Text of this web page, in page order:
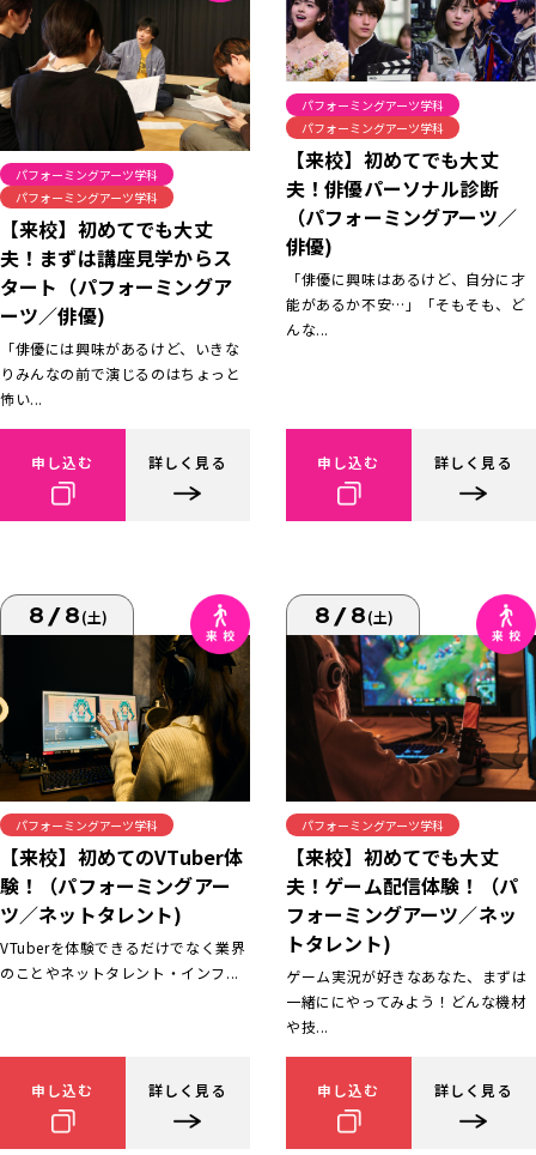
パフォーミングアーツ学科
パフォーミングアーツ学科
【来校】初めてでも大丈
夫！まずは講座見学からス
タート（パフォーミングア
ーツ／俳優)
「俳優には興味があるけど、いきな
りみんなの前で演じるのはちょっと
怖い...
申し込む 詳しく見る
パフォーミングアーツ学科
パフォーミングアーツ学科
【来校】初めてでも大丈
夫！俳優パーソナル診断
（パフォーミングアーツ／
俳優)
「俳優に興味はあるけど、自分に才
能があるか不安…」「そもそも、ど
んな...
申し込む 詳しく見る
8/8(土)
パフォーミングアーツ学科
【来校】初めてのVTuber体
験！（パフォーミングアー
ツ／ネットタレント)
VTuberを体験できるだけでなく業界
のことやネットタレント・インフ...
申し込む 詳しく見る
8/8(土)
パフォーミングアーツ学科
【来校】初めてでも大丈
夫！ゲーム配信体験！（パ
フォーミングアーツ／ネッ
トタレント)
ゲーム実況が好きなあなた、まずは
一緒ににやってみよう！どんな機材
や技...
申し込む 詳しく見る